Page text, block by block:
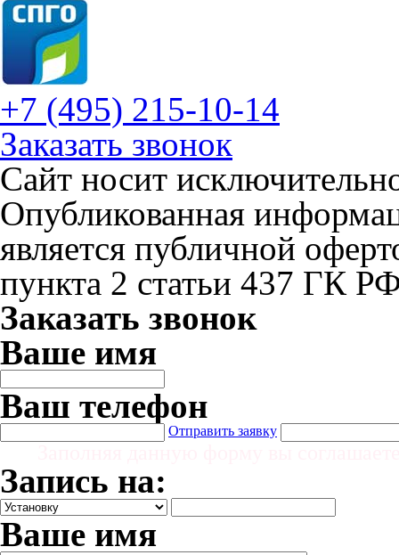
+7 (495) 215-10-14
Заказать звонок
Сайт носит
Опубликованная
является публичной
пункта 2 статьи 437 ГК
Заказать звонок
Ваше имя
Ваш телефон
Отправить заявку
Запись на:
Ваше имя